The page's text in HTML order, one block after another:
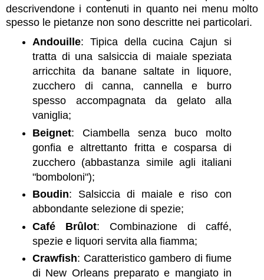
descrivendone i contenuti in quanto nei menu molto
spesso le pietanze non sono descritte nei particolari.
Andouille: Tipica della cucina Cajun si
tratta di una salsiccia di maiale speziata
arricchita da banane saltate in liquore,
zucchero di canna, cannella e burro
spesso accompagnata da gelato alla
vaniglia;
Beignet: Ciambella senza buco molto
gonfia e altrettanto fritta e cosparsa di
zucchero (abbastanza simile agli italiani
"bomboloni");
Boudin: Salsiccia di maiale e riso con
abbondante selezione di spezie;
Café Brûlot: Combinazione di caffé,
spezie e liquori servita alla fiamma;
Crawfish: Caratteristico gambero di fiume
di New Orleans preparato e mangiato in